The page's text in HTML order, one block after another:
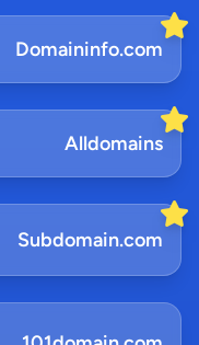
Domaininfo.com
Alldomains
Subdomain.com